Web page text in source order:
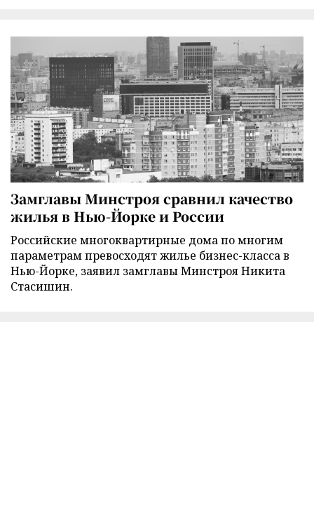
Замглавы Минстроя сравнил качество
жилья в Нью-Йорке и России
Российские многоквартирные дома по многим
параметрам превосходят жилье бизнес-класса в
Нью-Йорке, заявил замглавы Минстроя Никита
Стасишин.